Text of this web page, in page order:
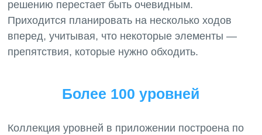
решению перестает быть очевидным.
Приходится планировать на несколько ходов
вперед, учитывая, что некоторые элементы —
препятствия, которые нужно обходить.
Более 100 уровней
Коллекция уровней в приложении построена по